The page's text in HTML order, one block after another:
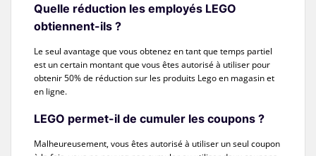
Quelle réduction les employés LEGO
obtiennent-ils ?
Le seul avantage que vous obtenez en tant que temps partiel
est un certain montant que vous êtes autorisé à utiliser pour
obtenir 50% de réduction sur les produits Lego en magasin et
en ligne.
LEGO permet-il de cumuler les coupons ?
Malheureusement, vous êtes autorisé à utiliser un seul coupon